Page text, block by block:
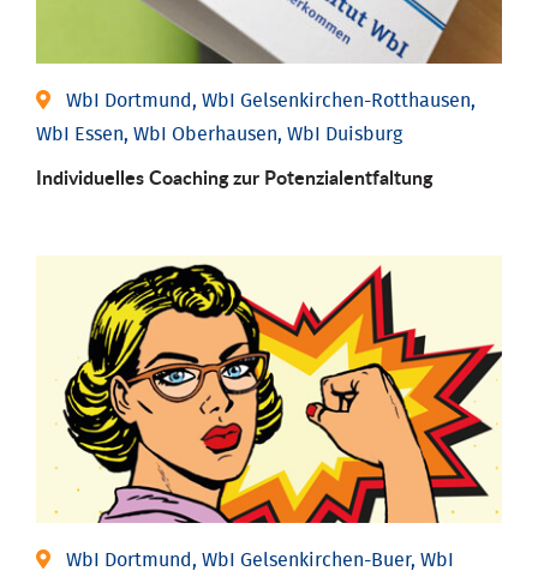
WbI Dortmund, WbI Gelsenkirchen-Rotthausen,
WbI Essen, WbI Oberhausen, WbI Duisburg
Individuelles Coaching zur Potenzialentfaltung
WbI Dortmund, WbI Gelsenkirchen-Buer, WbI